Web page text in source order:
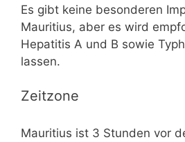
Es gibt keine besonderen
Mauritius, aber es wird
Hepatitis A und B sowie
lassen.
Zeitzone
Mauritius ist 3 Stunden vor